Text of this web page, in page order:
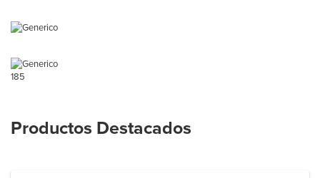
185
Productos Destacados